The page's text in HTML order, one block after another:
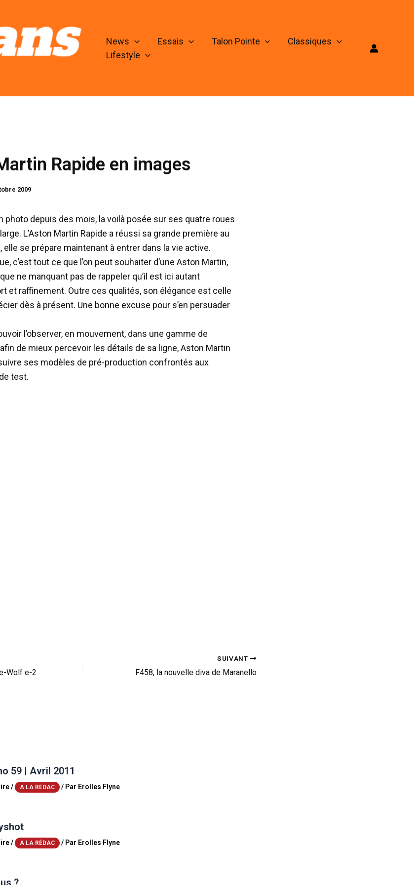
News Essais Talon Pointe
Classiques
Lifestyle
Rapide en images
2009
photo depuis des mois, la voilà posée sur ses quatre roues
L’Aston Martin Rapide a réussi sa grande première au
elle se prépare maintenant à entrer dans la vie active.
c’est tout ce que l’on peut souhaiter d’une Aston Martin,
ne manquant pas de rappeler qu’il est ici autant
et raffinement. Outre ces qualités, son élégance est celle
dès à présent. Une bonne excuse pour s’en persuader
l’observer, en mouvement, dans une gamme de
de mieux percevoir les détails de sa ligne, Aston Martin
ses modèles de pré-production confrontés aux
test.
Wolf e-2
SUIVANT
F458, la nouvelle diva de Maranello
59 | Avril 2011
/ A LA RÉDAC / Par Erolles Flyne
/ A LA RÉDAC / Par Erolles Flyne
?